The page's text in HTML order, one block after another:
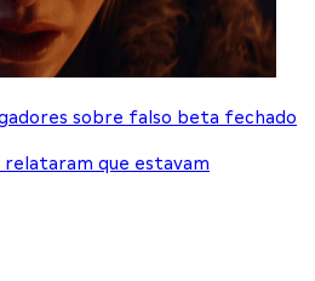
sobre falso beta fechado
relataram que estavam